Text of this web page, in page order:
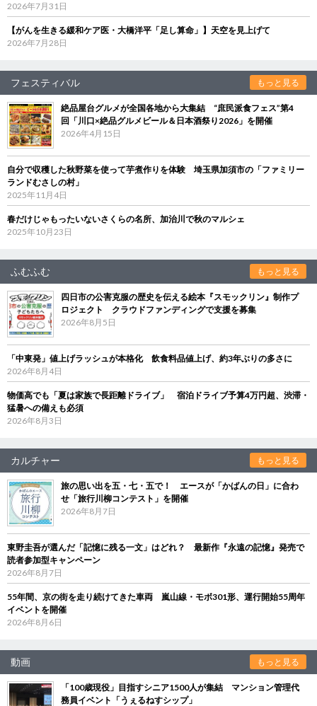
2026年7月31日
【がんを生きる緩和ケア医・大橋洋平「足し算命」】天空を見上げて
2026年7月28日
フェスティバル もっと見る
絶品屋台グルメが全国各地から大集結 “庶民派食フェス”第4
回「川口×絶品グルメビール＆日本酒祭り2026」を開催
2026年4月15日
自分で収穫した秋野菜を使って芋煮作りを体験 埼玉県加須市の「ファミリー
ランドむさしの村」
2025年11月4日
春だけじゃもったいないさくらの名所、加治川で秋のマルシェ
2025年10月23日
ふむふむ もっと見る
四日市の公害克服の歴史を伝える絵本『スモックリン』制作プ
ロジェクト クラウドファンディングで支援を募集
2026年8月5日
「中東発」値上げラッシュが本格化 飲食料品値上げ、約3年ぶりの多さに
2026年8月4日
物価高でも「夏は家族で長距離ドライブ」 宿泊ドライブ予算4万円超、渋滞・
猛暑への備えも必須
2026年8月3日
カルチャー もっと見る
旅の思い出を五・七・五で！ エースが「かばんの日」に合わ
せ「旅行川柳コンテスト」を開催
2026年8月7日
東野圭吾が選んだ「記憶に残る一文」はどれ？ 最新作『永遠の記憶』発売で
読者参加型キャンペーン
2026年8月7日
55年間、京の街を走り続けてきた車両 嵐山線・モボ301形、運行開始55周年
イベントを開催
2026年8月6日
動画 もっと見る
「100歳現役」目指すシニア1500人が集結 マンション管理代
務員イベント「うぇるねすシップ」